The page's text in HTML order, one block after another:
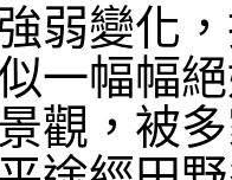
弱變化
一幅幅
觀，被